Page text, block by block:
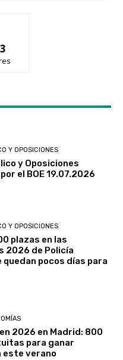
Y OPOSICIONES
y Oposiciones
el BOE 19.07.2026
Y OPOSICIONES
plazas en las
2026 de Policía
quedan pocos días para
2026 en Madrid: 800
para ganar
este verano